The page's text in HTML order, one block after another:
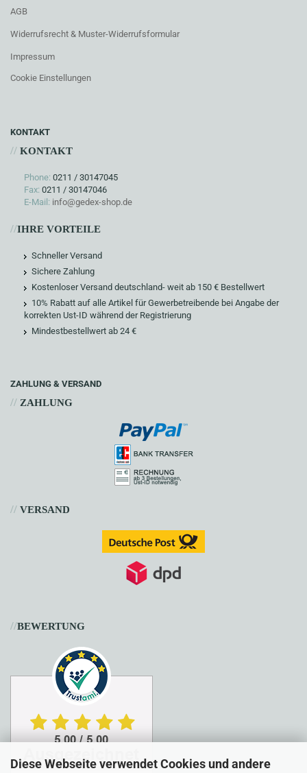
Diese Webseite verwendet Cookies und andere
AGB
Widerrufsrecht & Muster-Widerrufsformular
Impressum
Cookie Einstellungen
KONTAKT
// KONTAKT
Phone: 0211 / 30147045
Fax: 0211 / 30147046
E-Mail: info@gedex-shop.de
//IHRE VORTEILE
Schneller Versand
Sichere Zahlung
Kostenloser Versand deutschland- weit ab 150 € Bestellwert
10% Rabatt auf alle Artikel für Gewerbetreibende bei Angabe der
korrekten Ust-ID während der Registrierung
Mindestbestellwert ab 24 €
ZAHLUNG & VERSAND
// ZAHLUNG
// VERSAND
//BEWERTUNG